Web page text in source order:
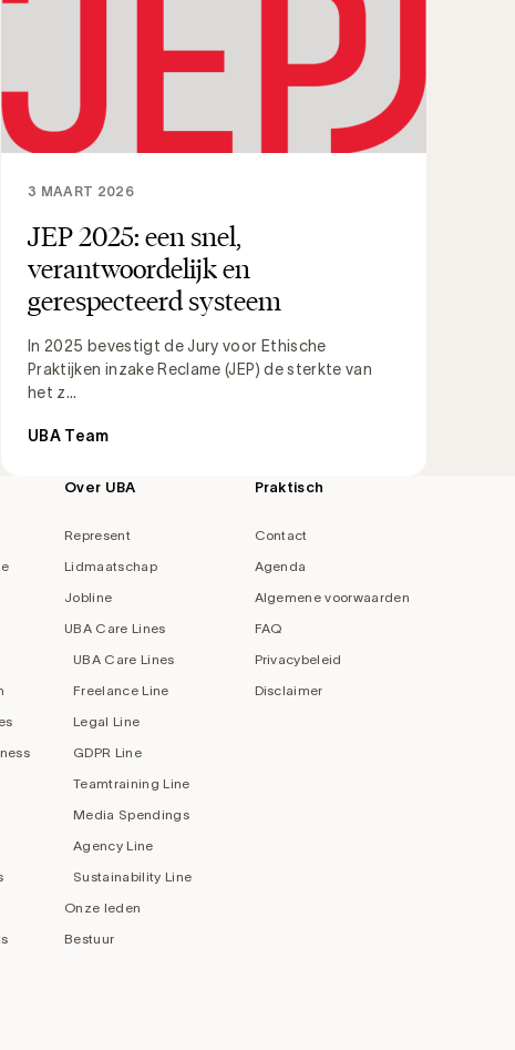
JEP 2025: een snel,
verantwoordelijk en
gerespecteerd systeem
In 2025 bevestigt de Jury voor Ethische
Praktijken inzake Reclame (JEP) de sterkte van
het z...
3 MAART 2026
UBA Team
Over UBA
Represent
Lidmaatschap
Jobline
UBA Care Lines
UBA Care Lines
Freelance Line
Legal Line
GDPR Line
Teamtraining Line
Media Spendings
Agency Line
Sustainability Line
Onze leden
Bestuur
Praktisch
Contact
Agenda
Algemene voorwaarden
FAQ
Privacybeleid
Disclaimer